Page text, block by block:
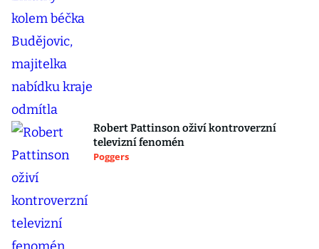
Robert Pattinson oživí kontroverzní
televizní fenomén
Poggers